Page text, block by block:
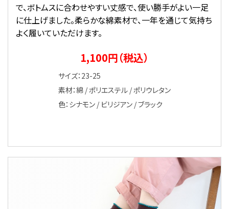
で、ボトムスに合わせやすい丈感で、使い勝手がよい一足
に仕上げました。柔らかな綿素材で、一年を通じて気持ち
よく履いていただけます。
1,100円（税込）
サイズ：23-25
素材：綿 / ポリエステル / ポリウレタン
色：シナモン / ビリジアン / ブラック